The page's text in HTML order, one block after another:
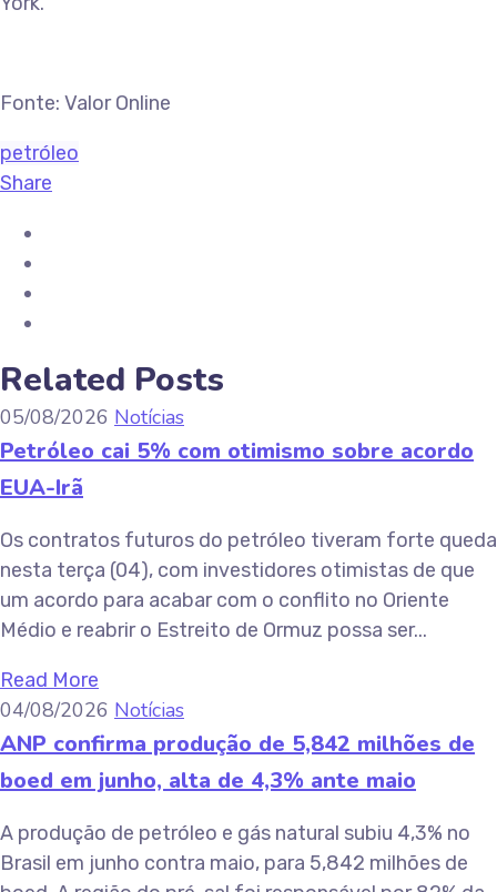
Fonte: Valor Online
petróleo
Share
Related Posts
05/08/2026 Notícias
Petróleo cai 5% com otimismo sobre acordo
EUA-Irã
Os contratos futuros do petróleo tiveram forte queda
nesta terça (04), com investidores otimistas de que
um acordo para acabar com o conflito no Oriente
Médio e reabrir o Estreito de Ormuz possa ser...
Read More
04/08/2026 Notícias
ANP confirma produção de 5,842 milhões de
boed em junho, alta de 4,3% ante maio
A produção de petróleo e gás natural subiu 4,3% no
Brasil em junho contra maio, para 5,842 milhões de